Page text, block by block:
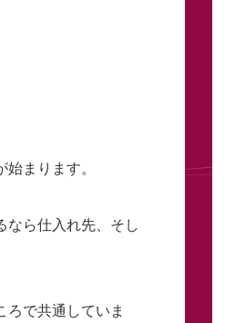
まります。
なら仕入れ先、そし
ろで共通していま